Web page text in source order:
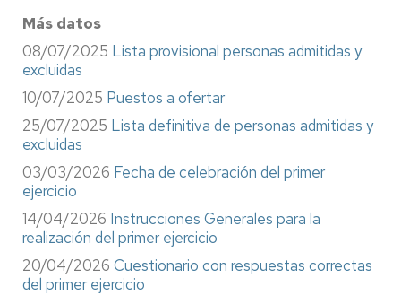
Más datos
08/07/2025 Lista provisional personas admitidas y
excluidas
10/07/2025 Puestos a ofertar
25/07/2025 Lista definitiva de personas admitidas y
excluidas
03/03/2026 Fecha de celebración del primer
ejercicio
14/04/2026 Instrucciones Generales para la
realización del primer ejercicio
20/04/2026 Cuestionario con respuestas correctas
del primer ejercicio